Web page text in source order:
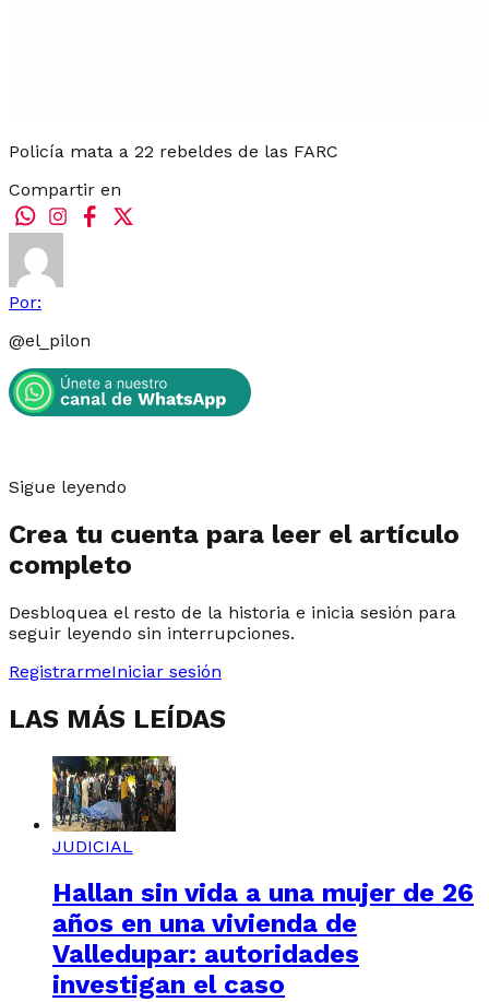
Policía mata a 22 rebeldes de las FARC
Compartir en
Por:
@el_pilon
Sigue leyendo
Crea tu cuenta para leer el artículo
completo
Desbloquea el resto de la historia e inicia sesión para
seguir leyendo sin interrupciones.
RegistrarmeIniciar sesión
LAS MÁS LEÍDAS
JUDICIAL
Hallan sin vida a una mujer de 26
años en una vivienda de
Valledupar: autoridades
investigan el caso